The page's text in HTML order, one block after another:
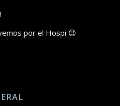
por el Hospi 😉